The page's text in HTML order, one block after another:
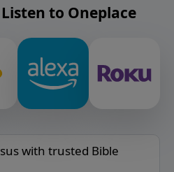
to Oneplace
with trusted Bible